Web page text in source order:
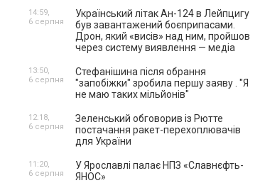
Український літак Ан-124 в Лейпцигу
був завантажений боєприпасами.
Дрон, який «висів» над ним, пройшов
через систему виявлення — медіа
14:59,
6 серпня
Стефанішина після обрання
"запобіжки" зробила першу заяву . "Я
не маю таких мільйонів"
13:50,
6 серпня
Зеленський обговорив із Рютте
постачання ракет-перехоплювачів
для України
12:18,
6 серпня
У Ярославлі палає НПЗ «Славнєфть-
ЯНОС»
11:20,
6 серпня